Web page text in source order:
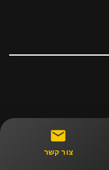
צור קשר